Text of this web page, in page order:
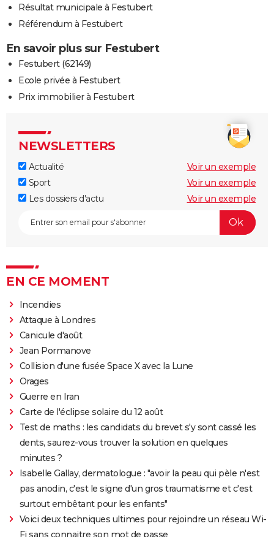
Résultat municipale à Festubert
Référendum à Festubert
En savoir plus sur Festubert
Festubert (62149)
Ecole privée à Festubert
Prix immobilier à Festubert
NEWSLETTERS
Actualité
Voir un exemple
Sport
Voir un exemple
Les dossiers d'actu
Voir un exemple
EN CE MOMENT
Incendies
Attaque à Londres
Canicule d'août
Jean Pormanove
Collision d'une fusée Space X avec la Lune
Orages
Guerre en Iran
Carte de l'éclipse solaire du 12 août
Test de maths : les candidats du brevet s'y sont cassé les
dents, saurez-vous trouver la solution en quelques
minutes ?
Isabelle Gallay, dermatologue : "avoir la peau qui pèle n'est
pas anodin, c'est le signe d'un gros traumatisme et c'est
surtout embêtant pour les enfants"
Voici deux techniques ultimes pour rejoindre un réseau Wi-
Fi sans connaitre son mot de passe